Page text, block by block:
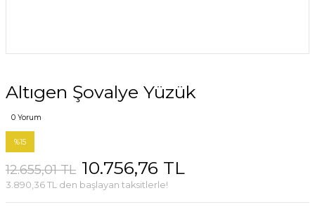
Altıgen Şovalye Yüzük
0 Yorum
%15
12.655,01 TL 10.756,76 TL
3.890,36 TL den başlayan taksitlerle!